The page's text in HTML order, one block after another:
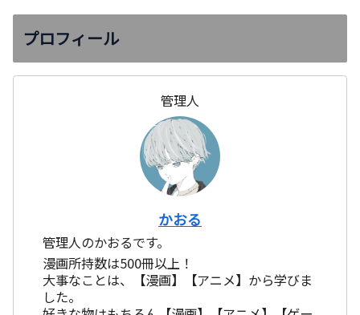
プロフィール
管理人
かおる
管理人のかおるです。
漫画所持数は500冊以上！
大事なことは、【漫画】【アニメ】から学びま
した。